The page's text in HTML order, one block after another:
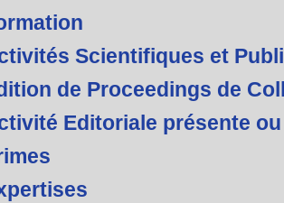
Scientifiques et
de Proceedings de
Editoriale présente